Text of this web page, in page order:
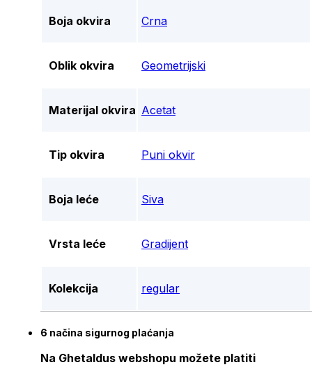
Boja okvira Crna
Oblik okvira Geometrijski
Materijal okvira Acetat
Tip okvira Puni okvir
Boja leće Siva
Vrsta leće Gradijent
Kolekcija regular
6 načina sigurnog plaćanja
Na Ghetaldus webshopu možete platiti